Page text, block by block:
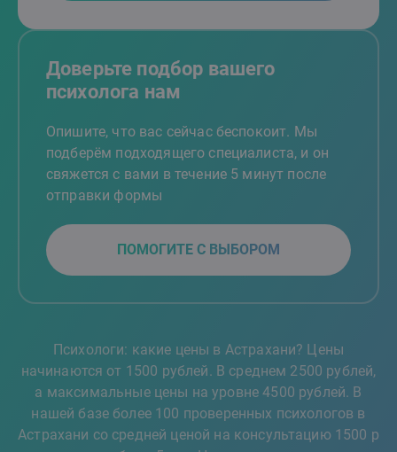
Доверьте подбор вашего
психолога нам
Опишите, что вас сейчас беспокоит. Мы
подберём подходящего специалиста, и он
свяжется с вами в течение 5 минут после
отправки формы
ПОМОГИТЕ С ВЫБОРОМ
Психологи: какие цены в Астрахани? Цены
начинаются от 1500 рублей. В среднем 2500 рублей,
а максимальные цены на уровне 4500 рублей. В
нашей базе более 100 проверенных психологов в
Астрахани со средней ценой на консультацию 1500 р